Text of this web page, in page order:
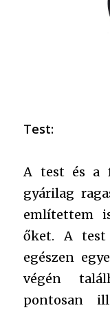
Test:
A test és a
gyárilag
említettem
őket. A test
egészen
végén
pontosan